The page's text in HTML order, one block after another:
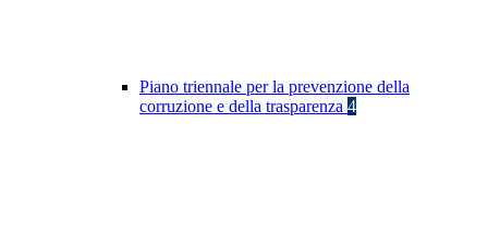
Piano triennale per la prevenzione della
corruzione e della trasparenza 4